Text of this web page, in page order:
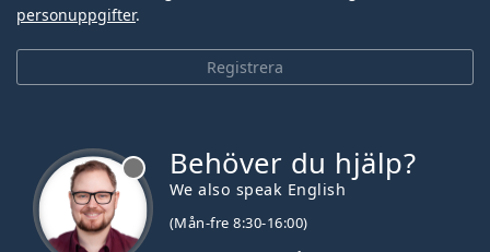
Registrera
personuppgifter.
Behöver du hjälp?
We also speak English
(Mån-fre 8:30-16:00)